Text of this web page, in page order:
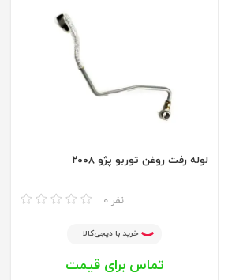
لوله رفت روغن توربو پژو ۲۰۰۸
0 نفر
خرید با دیجی‌کالا
تماس برای قیمت